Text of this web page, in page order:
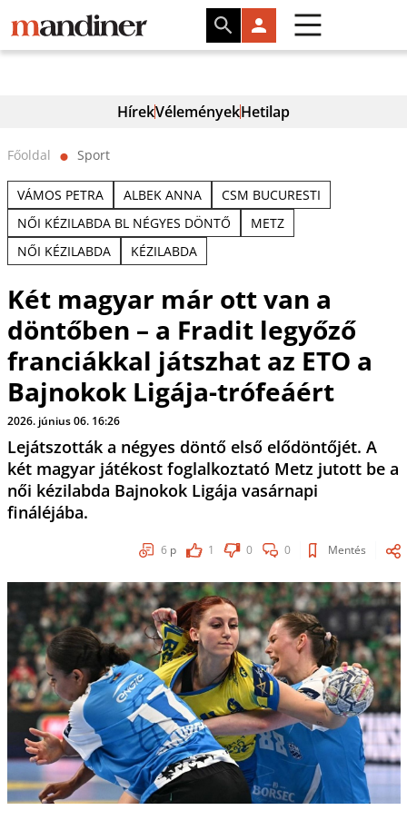
HírekVéleményekHetilap
Főoldal ⬤ Sport
VÁMOS PETRA ALBEK ANNA
CSM BUCURESTI
NŐI KÉZILABDA BL NÉGYES DÖNTŐ
METZ
NŐI KÉZILABDA
KÉZILABDA
Két magyar már ott van a
döntőben – a Fradit legyőző
franciákkal játszhat az ETO a
Bajnokok Ligája-trófeáért
2026. június 06. 16:26
Lejátszották a négyes döntő első elődöntőjét. A
két magyar játékost foglalkoztató Metz jutott be a
női kézilabda Bajnokok Ligája vasárnapi
fináléjába.
6 p 1 0 0 Mentés